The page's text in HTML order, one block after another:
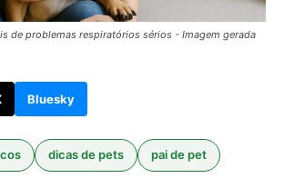
de problemas respiratórios sérios - Imagem gerada
Bluesky
dicas de pets pai de pet